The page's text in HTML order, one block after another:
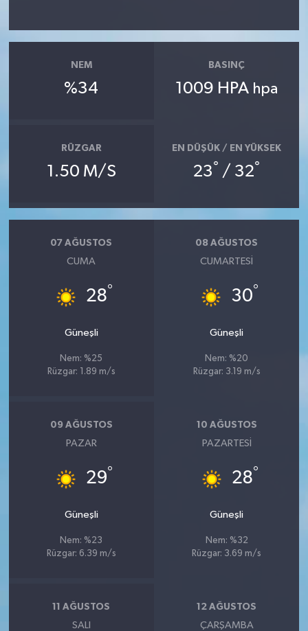
NEM
%34
BASINÇ
1009 HPA hpa
RÜZGAR
1.50 M/S
EN DÜŞÜK / EN YÜKSEK
23° / 32°
07 AĞUSTOS
CUMA
28°
Güneşli
Nem: %25
Rüzgar: 1.89 m/s
08 AĞUSTOS
CUMARTESI
30°
Güneşli
Nem: %20
Rüzgar: 3.19 m/s
09 AĞUSTOS
PAZAR
29°
Güneşli
Nem: %23
Rüzgar: 6.39 m/s
10 AĞUSTOS
PAZARTESI
28°
Güneşli
Nem: %32
Rüzgar: 3.69 m/s
11 AĞUSTOS
SALI
12 AĞUSTOS
ÇARŞAMBA